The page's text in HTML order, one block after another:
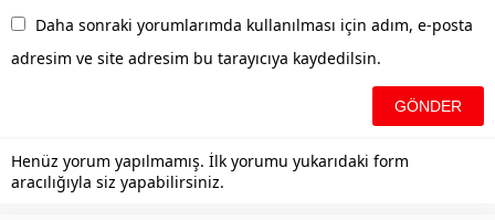
Daha sonraki yorumlarımda kullanılması için adım, e-posta
adresim ve site adresim bu tarayıcıya kaydedilsin.
Henüz yorum yapılmamış. İlk yorumu yukarıdaki form
aracılığıyla siz yapabilirsiniz.